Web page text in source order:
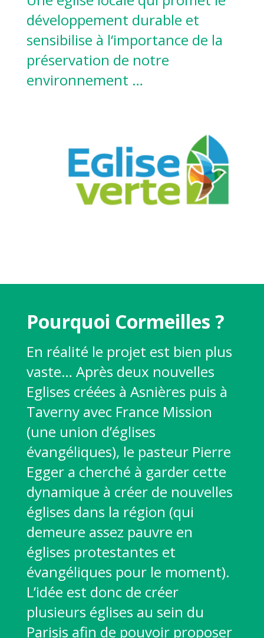
développement durable et
sensibilise à l‘importance de la
préservation de notre
environnement …
Pourquoi Cormeilles ?
En réalité le projet est bien plus
vaste… Après deux nouvelles
Eglises créées à Asnières puis à
Taverny avec France Mission
(une union d’églises
évangéliques), le pasteur Pierre
Egger a cherché à garder cette
dynamique à créer de nouvelles
églises dans la région (qui
demeure assez pauvre en
églises protestantes et
évangéliques pour le moment).
L’idée est donc de créer
plusieurs églises au sein du
Parisis afin de pouvoir proposer